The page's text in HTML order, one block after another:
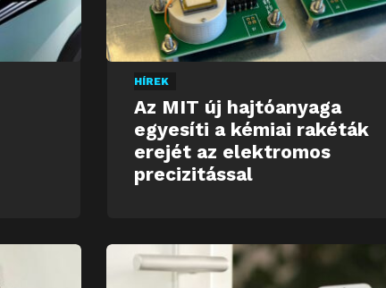
HÍREK
Az MIT új hajtóanyaga
egyesíti a kémiai rakéták
erejét az elektromos
precizitással